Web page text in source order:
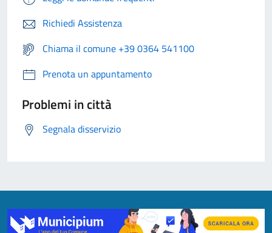
Richiedi Assistenza
Chiama il comune +39 0364 541100
Prenota un appuntamento
Problemi in città
Segnala disservizio